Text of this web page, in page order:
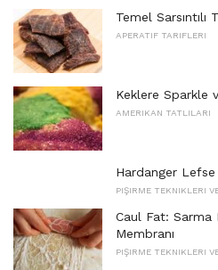
Temel Sarsıntılı
APERATIF TARIFLERI
Keklere Sparkle
AMERIKAN TATLILARI
Hardanger Lefse
PIŞIRME TEKNIKLERI
Caul Fat: Sarma
Membranı
PIŞIRME TEKNIKLERI